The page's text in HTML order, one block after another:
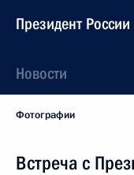
Президент России
Новости
Фотографии
Встреча с